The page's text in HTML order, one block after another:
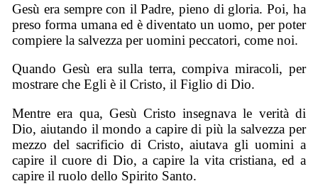
Gesù era sempre con il Padre, pieno di gloria. Poi, ha
preso forma umana ed è diventato un uomo, per poter
compiere la salvezza per uomini peccatori, come noi.
Quando Gesù era sulla terra, compiva miracoli, per
mostrare che Egli è il Cristo, il Figlio di Dio.
Mentre era qua, Gesù Cristo insegnava le verità di
Dio, aiutando il mondo a capire di più la salvezza per
mezzo del sacrificio di Cristo, aiutava gli uomini a
capire il cuore di Dio, a capire la vita cristiana, ed a
capire il ruolo dello Spirito Santo.